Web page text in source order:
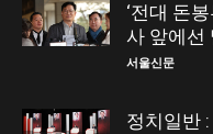
‘전대 돈
사 앞에선
서울신문
정치일반